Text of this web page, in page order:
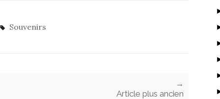
Souvenirs
→
Article plus ancien